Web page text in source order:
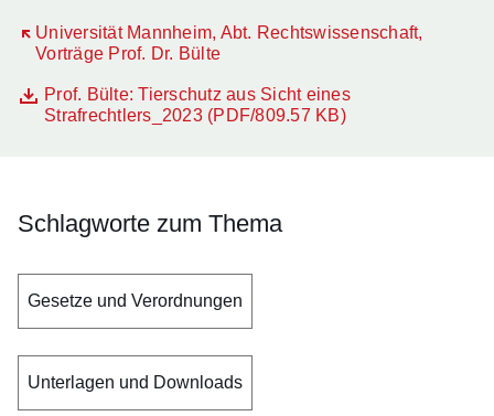
Universität Mannheim, Abt. Rechtswissenschaft,
Vorträge Prof. Dr. Bülte
Öffnet sich in einem neuen Fenster
DateiProf. Bülte: Tierschutz aus Sicht eines
Strafrechtlers_2023 (PDF/809.57 KB)
Öffnet sich in einem neuen Fenster
Schlagworte zum Thema
Gesetze und Verordnungen
Unterlagen und Downloads